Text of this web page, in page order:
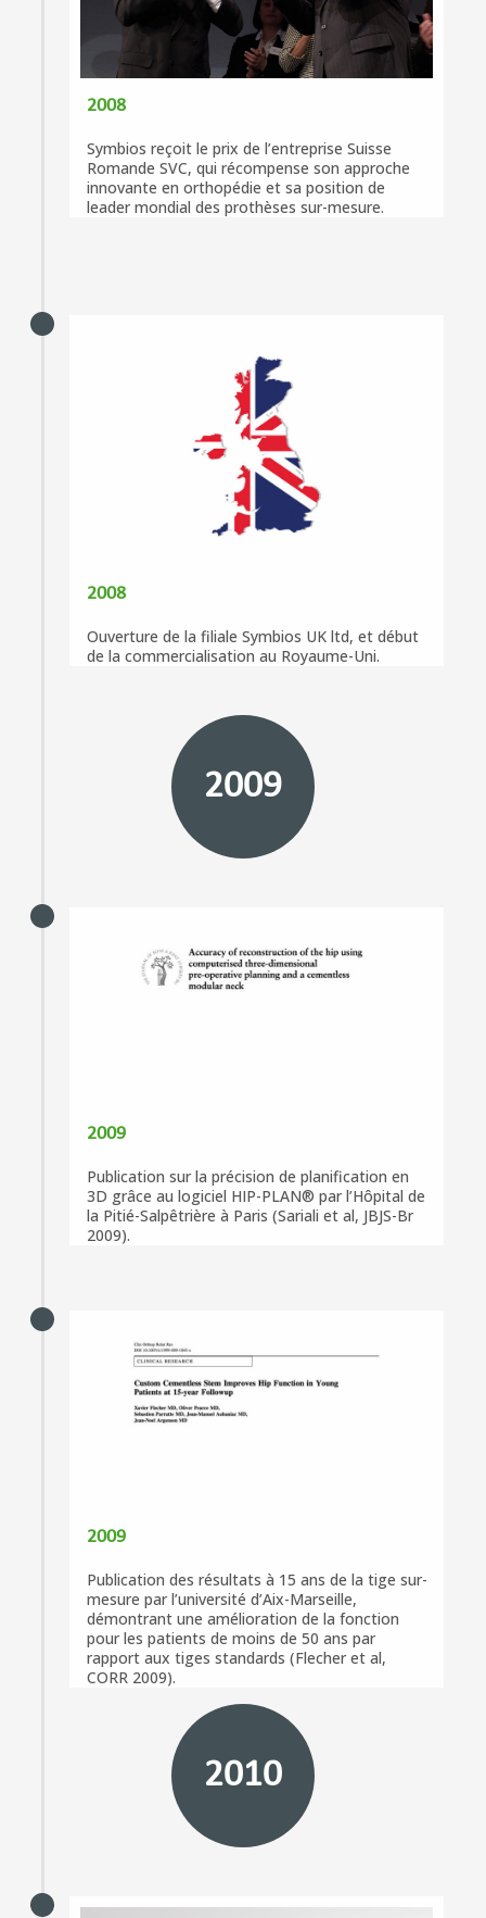
2008
Symbios reçoit le prix de l’entreprise Suisse
Romande SVC, qui récompense son approche
innovante en orthopédie et sa position de
leader mondial des prothèses sur-mesure.
2008
Ouverture de la filiale Symbios UK ltd, et début
de la commercialisation au Royaume-Uni.
2009
2009
Publication sur la précision de planification en
3D grâce au logiciel HIP-PLAN® par l’Hôpital de
la Pitié-Salpêtrière à Paris (Sariali et al, JBJS-Br
2009).
2009
Publication des résultats à 15 ans de la tige sur-
mesure par l’université d’Aix-Marseille,
démontrant une amélioration de la fonction
pour les patients de moins de 50 ans par
rapport aux tiges standards (Flecher et al,
CORR 2009).
2010